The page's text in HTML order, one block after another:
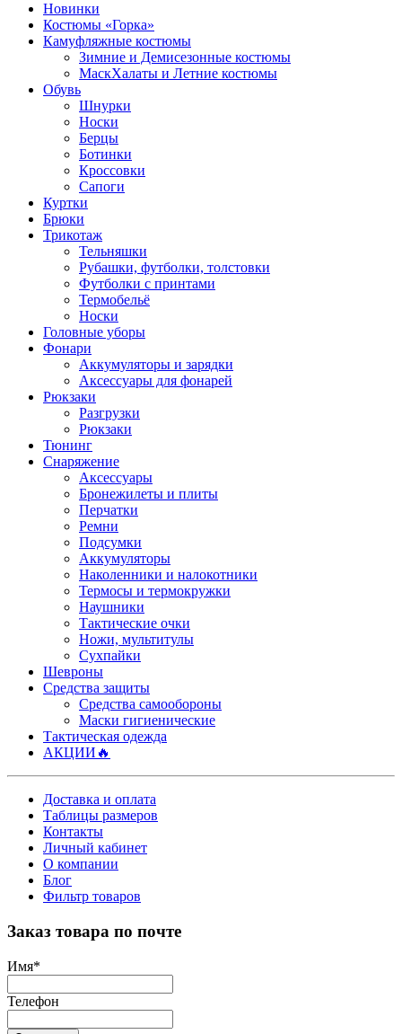
Новинки
Костюмы «Горка»
Камуфляжные костюмы
Зимние и Демисезонные костюмы
МаскХалаты и Летние костюмы
Обувь
Шнурки
Носки
Берцы
Ботинки
Кроссовки
Сапоги
Куртки
Брюки
Трикотаж
Тельняшки
Рубашки, футболки, толстовки
Футболки с принтами
Термобельё
Носки
Головные уборы
Фонари
Аккумуляторы и зарядки
Аксессуары для фонарей
Рюкзаки
Разгрузки
Рюкзаки
Тюнинг
Снаряжение
Аксессуары
Бронежилеты и плиты
Перчатки
Ремни
Подсумки
Аккумуляторы
Наколенники и налокотники
Термосы и термокружки
Наушники
Тактические очки
Ножи, мультитулы
Сухпайки
Шевроны
Средства защиты
Средства самообороны
Маски гигиенические
Тактическая одежда
АКЦИИ🔥
Доставка и оплата
Таблицы размеров
Контакты
Личный кабинет
О компании
Блог
Фильтр товаров
Заказ товара по почте
Имя*
Телефон